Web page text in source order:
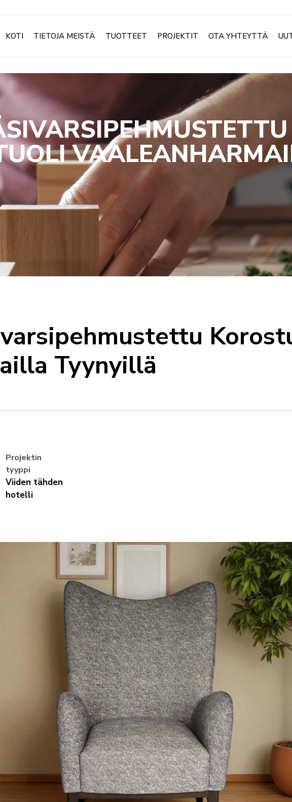
KOTI TIETOJA MEISTÄ TUOTTEET PROJEKTIT OTA YHTEYTTÄ
Tyynyillä
Projektin
tyyppi
Viiden tähden
hotelli